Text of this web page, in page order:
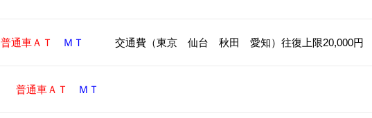
普通車ＡＴ ＭＴ 交通費（東京 仙台 秋田 愛知）往復上限20,000円
普通車ＡＴ ＭＴ